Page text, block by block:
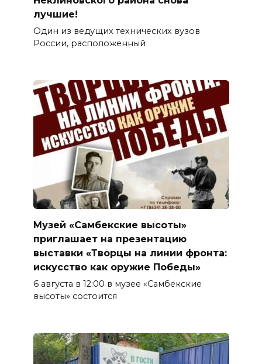
лучшие!
Один из ведущих технических вузов
России, расположенный
Музей «Самбекские высоты»
приглашает на презентацию
выставки «Творцы на линии фронта:
искусство как оружие Победы»
6 августа в 12:00 в музее «Самбекские
высоты» состоится